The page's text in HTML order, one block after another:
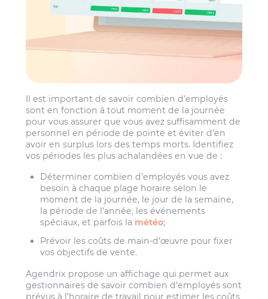
Il est important de savoir combien d’employés
sont en fonction à tout moment de la journée
pour vous assurer que vous avez suffisamment de
personnel en période de pointe et éviter d’en
avoir en surplus lors des temps morts. Identifiez
vos périodes les plus achalandées en vue de :
Déterminer combien d’employés vous avez
besoin à chaque plage horaire selon le
moment de la journée, le jour de la semaine,
la période de l’année, les événements
spéciaux, et parfois la météo;
Prévoir les coûts de main-d’œuvre pour fixer
vos objectifs de vente.
Agendrix propose un affichage qui permet aux
gestionnaires de savoir combien d’employés sont
prévus à l’horaire de travail pour estimer les coûts